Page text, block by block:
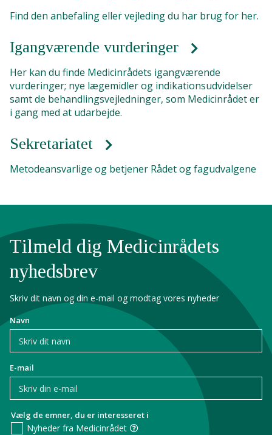
Find den anbefaling eller vejleding du har brug for her.
Igangværende vurderinger
Her kan du finde Medicinrådets igangværende
vurderinger; nye lægemidler og indikationsudvidelser
samt de behandlingsvejledninger, som Medicinrådet er
i gang med at udarbejde.
Sekretariatet
Metodeansvarlige og betjener Rådet og fagudvalgene
Tilmeld dig Medicinrådets
nyhedsbrev
Skriv dit navn og din e-mail og modtag vores nyheder
Navn
E-mail
Vælg de emner, du er interesseret i
Nyheder fra Medicinrådet